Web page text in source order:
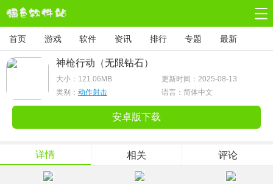
首页 游戏 软件 资讯 排行 专题 最新
神枪行动（无限钻石）
大小： 121.06MB
更新时间：2025-08-13
类别： 动作射击 语言：简体中文
安卓版下载
详情 相关 评论